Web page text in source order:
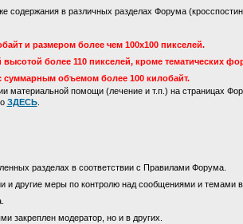
в различных разделах Форума
и размером более чем 100х100 пикселей.
более 110 пикселей, кроме тематических
суммарным объемом более 100 килобайт.
помощи (лечение и т.п.) на страницах
ЗДЕСЬ.
разделах в соответствии с Правилами Форума.
и другие меры по контролю над сообщениями и темами
закреплен модератор, но и в других.